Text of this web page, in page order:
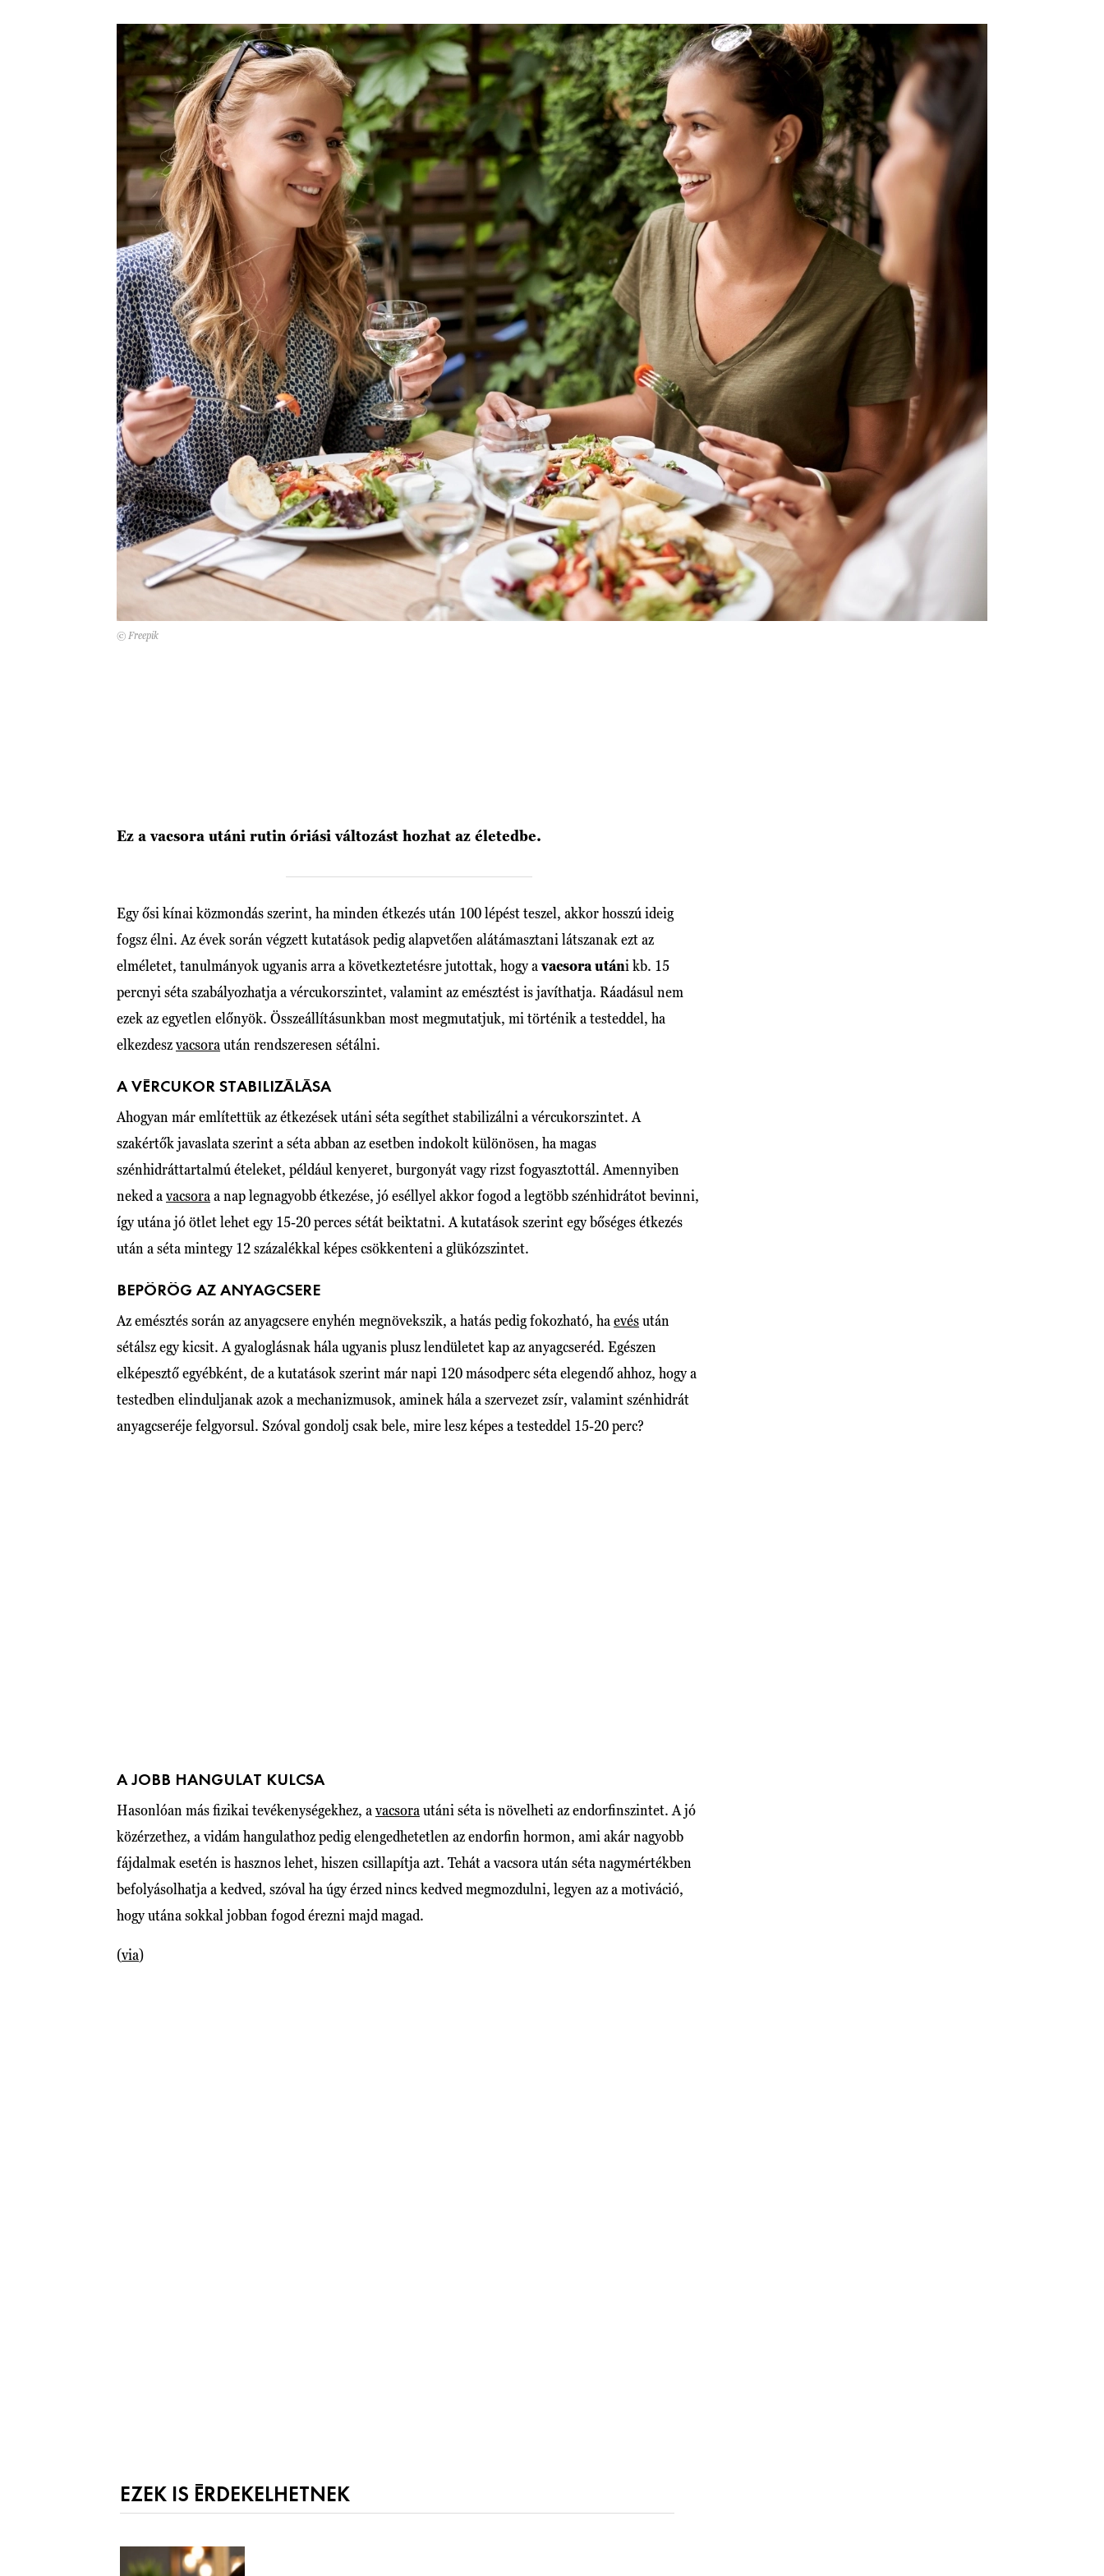
© Freepik
Ez a vacsora utáni rutin óriási változást hozhat az életedbe.
Egy ősi kínai közmondás szerint, ha minden étkezés után 100 lépést teszel, akkor hosszú ideig
fogsz élni. Az évek során végzett kutatások pedig alapvetően alátámasztani látszanak ezt az
elméletet, tanulmányok ugyanis arra a következtetésre jutottak, hogy avacsora utáni kb. 15
percnyi séta szabályozhatja a vércukorszintet, valamint az emésztést is javíthatja. Ráadásul nem
ezek az egyetlen előnyök. Összeállításunkban most megmutatjuk, mi történik a testeddel, ha
elkezdeszvacsora után rendszeresen sétálni.
A VÉRCUKOR STABILIZÁLÁSA
Ahogyan már említettük az étkezések utáni séta segíthet stabilizálni a vércukorszintet. A
szakértők javaslata szerint a séta abban az esetben indokolt különösen, ha magas
szénhidráttartalmú ételeket, például kenyeret, burgonyát vagy rizst fogyasztottál. Amennyiben
neked a vacsora a nap legnagyobb étkezése, jó eséllyel akkor fogod a legtöbb szénhidrátot bevinni,
így utána jó ötlet lehet egy 15-20 perces sétát beiktatni. A kutatások szerint egy bőséges étkezés
után a séta mintegy 12 százalékkal képes csökkenteni a glükózszintet.
BEPÖRÖG AZ ANYAGCSERE
Az emésztés során az anyagcsere enyhén megnövekszik, a hatás pedig fokozható, ha evésután
sétálsz egy kicsit. A gyaloglásnak hála ugyanis plusz lendületet kap az anyagcseréd. Egészen
elképesztő egyébként, de a kutatások szerint már napi 120 másodperc séta elegendő ahhoz, hogy a
testedben elinduljanak azok a mechanizmusok, aminek hála a szervezet zsír, valamint szénhidrát
anyagcseréje felgyorsul. Szóval gondolj csak bele, mire lesz képes a testeddel 15-20 perc?
A JOBB HANGULAT KULCSA
Hasonlóan más fizikai tevékenységekhez, a vacsora utáni séta is növelheti az endorfinszintet. A jó
közérzethez, a vidám hangulathoz pedig elengedhetetlen az endorfin hormon, ami akár nagyobb
fájdalmak esetén is hasznos lehet, hiszen csillapítja azt. Tehát a vacsora után séta nagymértékben
befolyásolhatja a kedved, szóval ha úgy érzed nincs kedved megmozdulni, legyen az a motiváció,
hogy utána sokkal jobban fogod érezni majd magad.
(via)
EZEK IS ÉRDEKELHETNEK